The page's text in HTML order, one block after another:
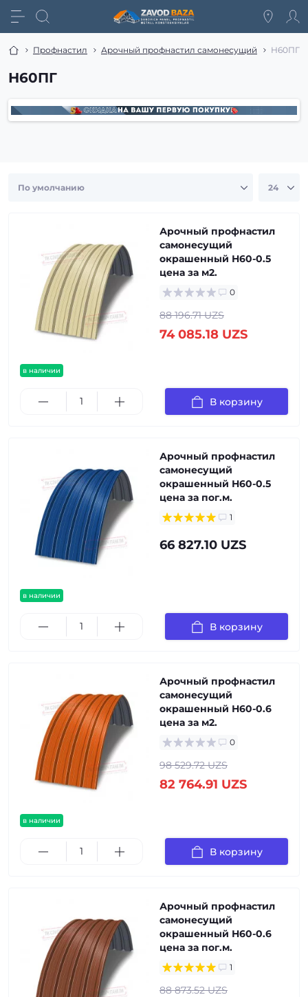
Профнастил Арочный профнастил самонесущий Н60ПГ
Н60ПГ
в наличии
Арочный профнастил
самонесущий
окрашенный Н60-0.5
цена за м2.
0
88 196.71 UZS
74 085.18 UZS
В корзину
в наличии
Арочный профнастил
самонесущий
окрашенный Н60-0.5
цена за пог.м.
1
66 827.10 UZS
В корзину
в наличии
Арочный профнастил
самонесущий
окрашенный Н60-0.6
цена за м2.
0
98 529.72 UZS
82 764.91 UZS
В корзину
Арочный профнастил
самонесущий
окрашенный Н60-0.6
цена за пог.м.
1
88 873.52 UZS